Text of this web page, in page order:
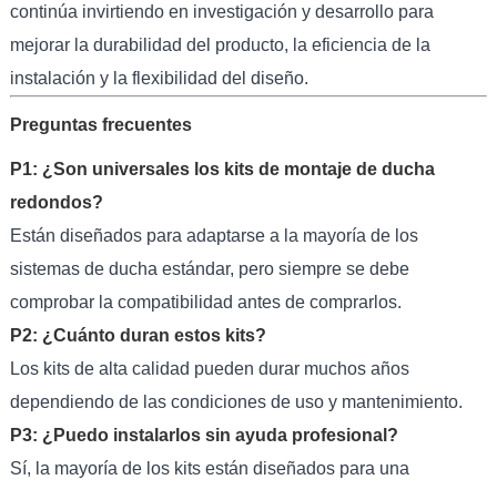
continúa invirtiendo en investigación y desarrollo para
mejorar la durabilidad del producto, la eficiencia de la
instalación y la flexibilidad del diseño.
Preguntas frecuentes
P1: ¿Son universales los kits de montaje de ducha
redondos?
Están diseñados para adaptarse a la mayoría de los
sistemas de ducha estándar, pero siempre se debe
comprobar la compatibilidad antes de comprarlos.
P2: ¿Cuánto duran estos kits?
Los kits de alta calidad pueden durar muchos años
dependiendo de las condiciones de uso y mantenimiento.
P3: ¿Puedo instalarlos sin ayuda profesional?
Sí, la mayoría de los kits están diseñados para una